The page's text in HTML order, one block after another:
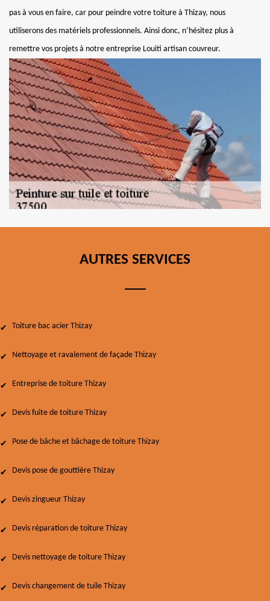
pas à vous en faire, car pour peindre votre toiture à Thizay, nous
utiliserons des matériels professionnels. Ainsi donc, n’hésitez plus à
remettre vos projets à notre entreprise Louiti artisan couvreur.
AUTRES SERVICES
Toiture bac acier Thizay
Nettoyage et ravalement de façade Thizay
Entreprise de toiture Thizay
Devis fuite de toiture Thizay
Pose de bâche et bâchage de toiture Thizay
Devis pose de gouttière Thizay
Devis zingueur Thizay
Devis réparation de toiture Thizay
Devis nettoyage de toiture Thizay
Devis changement de tuile Thizay